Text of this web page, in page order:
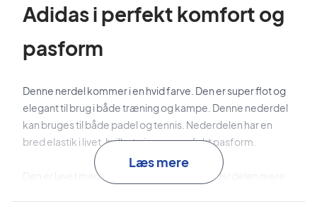
Adidas i perfekt komfort og
pasform
Denne nerdel kommer i en hvid farve. Den er super flot og
elegant til brug i både træning og kampe. Denne nederdel
kan bruges til både padel og tennis. Nederdelen har en
bred elastik i livet, hvilket giver en perfekt pasform.
Den er lavet medAeroready,
som gøre nederdelen mere
Læs mere